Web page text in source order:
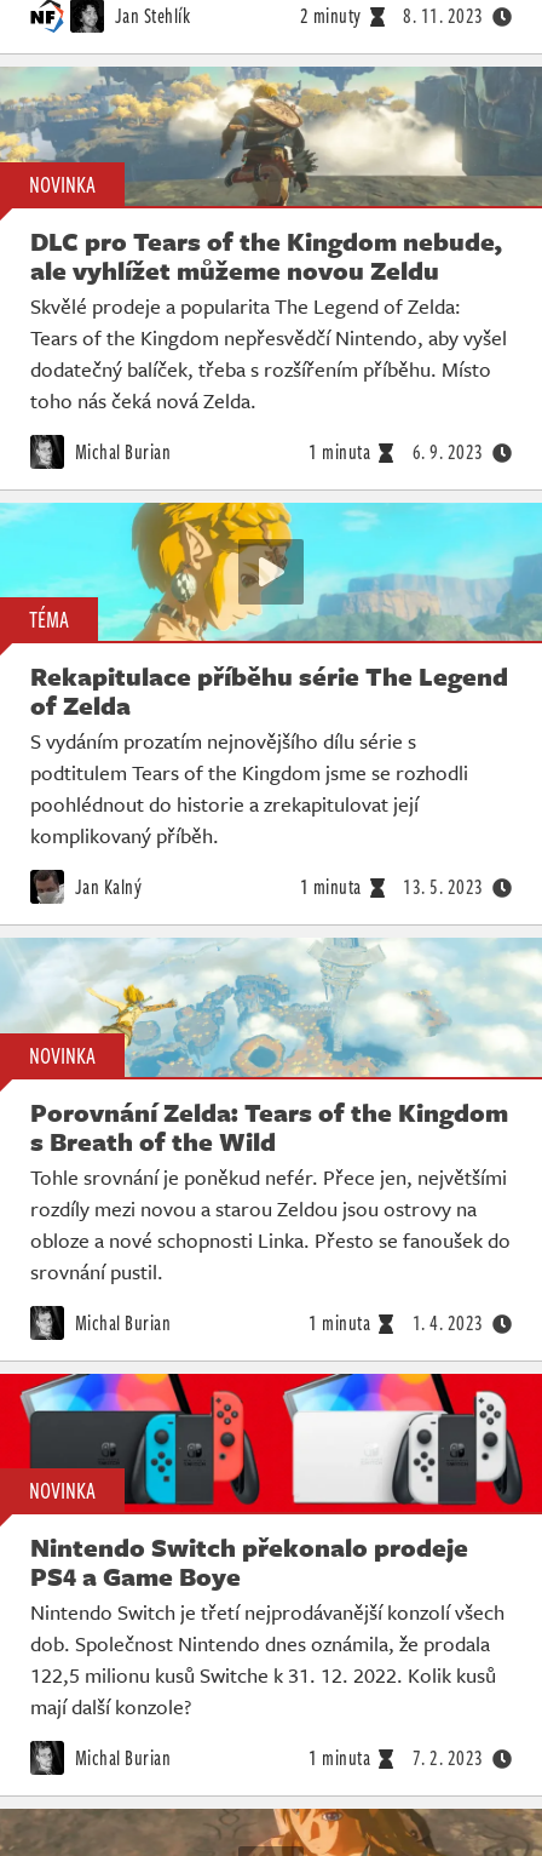
Jan Stehlík 2 minuty 8. 11. 2023
NOVINKA
DLC pro Tears of the Kingdom nebude,
ale vyhlížet můžeme novou Zeldu
Skvělé prodeje a popularita The Legend of Zelda:
Tears of the Kingdom nepřesvědčí Nintendo, aby vyšel
dodatečný balíček, třeba s rozšířením příběhu. Místo
toho nás čeká nová Zelda.
Michal Burian 1 minuta 6. 9. 2023
TÉMA
Rekapitulace příběhu série The Legend
of Zelda
S vydáním prozatím nejnovějšího dílu série s
podtitulem Tears of the Kingdom jsme se rozhodli
poohlédnout do historie a zrekapitulovat její
komplikovaný příběh.
Jan Kalný 1 minuta 13. 5. 2023
NOVINKA
Porovnání Zelda: Tears of the Kingdom
s Breath of the Wild
Tohle srovnání je poněkud nefér. Přece jen, největšími
rozdíly mezi novou a starou Zeldou jsou ostrovy na
obloze a nové schopnosti Linka. Přesto se fanoušek do
srovnání pustil.
Michal Burian 1 minuta 1. 4. 2023
NOVINKA
Nintendo Switch překonalo prodeje
PS4 a Game Boye
Nintendo Switch je třetí nejprodávanější konzolí všech
dob. Společnost Nintendo dnes oznámila, že prodala
122,5 milionu kusů Switche k 31. 12. 2022. Kolik kusů
mají další konzole?
Michal Burian 1 minuta 7. 2. 2023